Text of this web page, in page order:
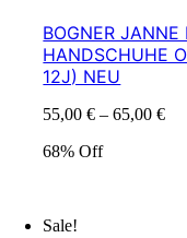
BOGNER JANNE
HANDSCHUHE
12J) NEU
55,00€ –65,00€
68% Off
Sale!